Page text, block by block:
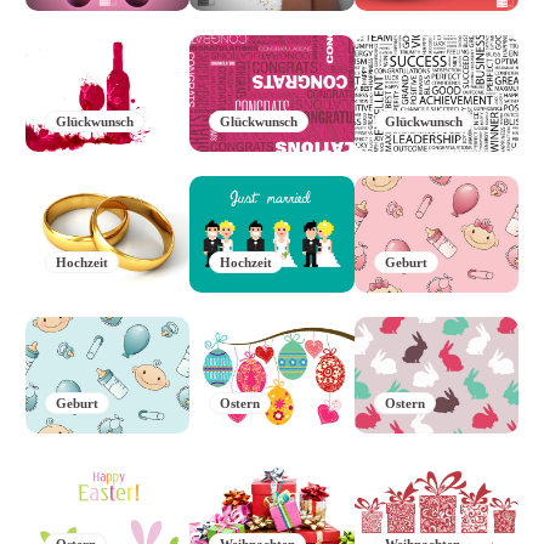
Glückwunsch Glückwunsch Glückwunsch
Hochzeit Hochzeit Geburt
Geburt Ostern Ostern